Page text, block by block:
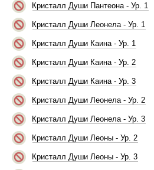
Кристалл Души Пантеона - Ур. 1
Кристалл Души Леонела - Ур. 1
Кристалл Души Каина - Ур. 1
Кристалл Души Каина - Ур. 2
Кристалл Души Каина - Ур. 3
Кристалл Души Леонела - Ур. 2
Кристалл Души Леонела - Ур. 3
Кристалл Души Леоны - Ур. 2
Кристалл Души Леоны - Ур. 3